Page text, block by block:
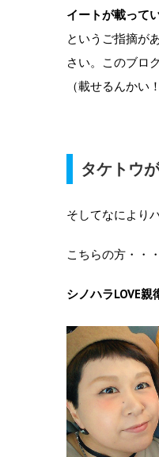
イートが載って
というご指摘が
さい。このブロ
（載せるんかい
タケトウ
そしてなにより
こちらの方・・・
シノハラLOVE